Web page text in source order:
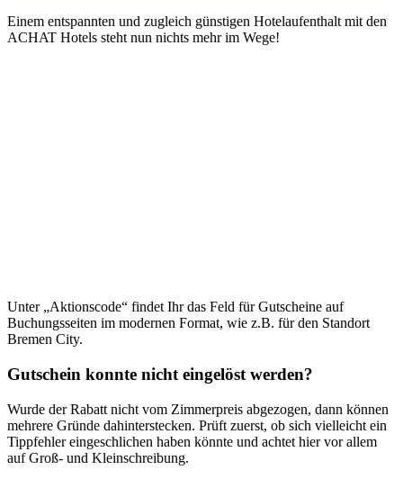
Einem entspannten und zugleich günstigen Hotelaufenthalt mit den
ACHAT Hotels steht nun nichts mehr im Wege!
Unter „Aktionscode“ findet Ihr das Feld für Gutscheine auf
Buchungsseiten im modernen Format, wie z.B. für den Standort
Bremen City.
Gutschein konnte nicht eingelöst werden?
Wurde der Rabatt nicht vom Zimmerpreis abgezogen, dann können
mehrere Gründe dahinterstecken. Prüft zuerst, ob sich vielleicht ein
Tippfehler eingeschlichen haben könnte und achtet hier vor allem
auf Groß- und Kleinschreibung.